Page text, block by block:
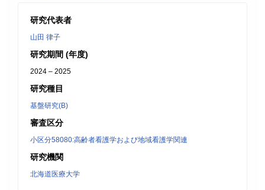
研究代表者
山田 律子
研究期間 (年度)
2024 – 2025
研究種目
基盤研究(B)
審査区分
小区分58080:高齢者看護学および地域看護学関連
研究機関
北海道医療大学